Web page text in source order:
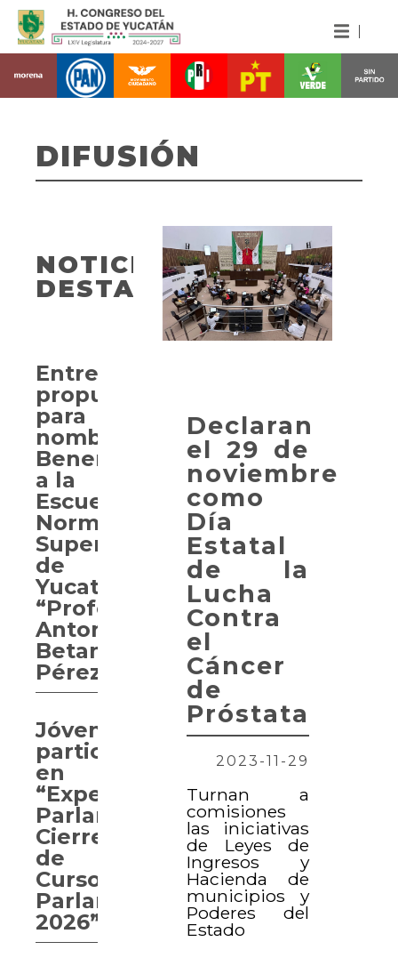
DIFUSIÓN
Declaran
el 29 de
noviembre
como
Día
Estatal
de la
Lucha
Contra
el
Cáncer
de
Próstata
2023-11-29
Turnan a
comisiones
las iniciativas
de Leyes de
Ingresos y
Hacienda de
municipios y
Poderes del
Estado
NOTICIAS
DESTACADAS
Entregan
propuesta
para
nombrar
Benemérita
a la
Escuela
Normal
Superior
de
Yucatán
“Profesor
Antonio
Betancourt
Pérez”
Jóvenes
participan
en
“Experiencia
Parlamentaria.
Cierre
de
Curso
Parlamentario
2026”